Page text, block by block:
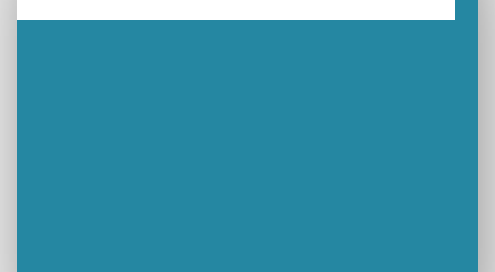
Un week-end placé sous le signe du souvenir et de l’émotion